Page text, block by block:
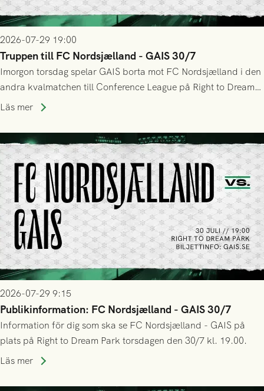
2026-07-29 19:00
Truppen till FC Nordsjælland - GAIS 30/7
Imorgon torsdag spelar GAIS borta mot FC Nordsjælland i den
andra kvalmatchen till Conference League på Right to Dream
Park! Fredrik Holmberg och ledarstaben har tagit ut följande
Läs mer
2026-07-29 9:15
Publikinformation: FC Nordsjælland - GAIS 30/7
Information för dig som ska se FC Nordsjælland - GAIS på
plats på Right to Dream Park torsdagen den 30/7 kl. 19.00.
Läs mer